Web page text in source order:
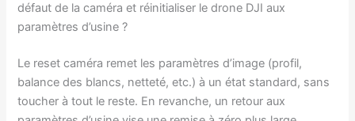
défaut de la caméra et réinitialiser le drone DJI aux
paramètres d’usine ?
Le reset caméra remet les paramètres d’image (profil,
balance des blancs, netteté, etc.) à un état standard, sans
toucher à tout le reste. En revanche, un retour aux